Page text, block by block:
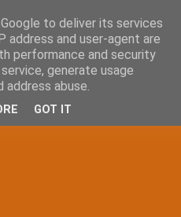
to deliver its services
address and user-agent are
performance and security
generate usage
abuse.
GOT IT